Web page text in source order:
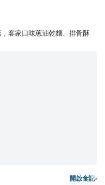
客家口味蔥油乾麵、排骨酥
開啟食記›